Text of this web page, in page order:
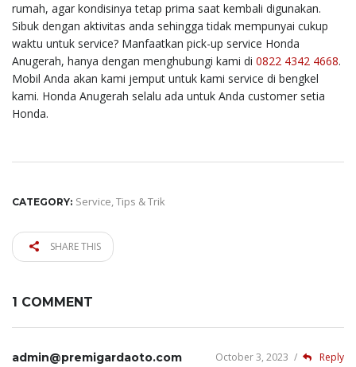
rumah, agar kondisinya tetap prima saat kembali digunakan.
Sibuk dengan aktivitas anda sehingga tidak mempunyai cukup
waktu untuk service? Manfaatkan pick-up service Honda
Anugerah, hanya dengan menghubungi kami di 0822 4342 4668.
Mobil Anda akan kami jemput untuk kami service di bengkel
kami. Honda Anugerah selalu ada untuk Anda customer setia
Honda.
CATEGORY: Service,Tips & Trik
SHARE THIS
1 COMMENT
admin@premigardaoto.com October 3, 2023 / Reply